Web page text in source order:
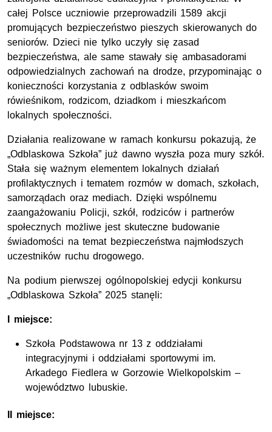
całej Polsce uczniowie przeprowadzili 1589 akcji
promujących bezpieczeństwo pieszych skierowanych do
seniorów. Dzieci nie tylko uczyły się zasad
bezpieczeństwa, ale same stawały się ambasadorami
odpowiedzialnych zachowań na drodze, przypominając o
konieczności korzystania z odblasków swoim
rówieśnikom, rodzicom, dziadkom i mieszkańcom
lokalnych społeczności.
Działania realizowane w ramach konkursu pokazują, że
„Odblaskowa Szkoła” już dawno wyszła poza mury szkół.
Stała się ważnym elementem lokalnych działań
profilaktycznych i tematem rozmów w domach, szkołach,
samorządach oraz mediach. Dzięki wspólnemu
zaangażowaniu Policji, szkół, rodziców i partnerów
społecznych możliwe jest skuteczne budowanie
świadomości na temat bezpieczeństwa najmłodszych
uczestników ruchu drogowego.
Na podium pierwszej ogólnopolskiej edycji konkursu
„Odblaskowa Szkoła” 2025 stanęli:
I miejsce:
Szkoła Podstawowa nr 13 z oddziałami
integracyjnymi i oddziałami sportowymi im.
Arkadego Fiedlera w Gorzowie Wielkopolskim –
województwo lubuskie.
II miejsce: